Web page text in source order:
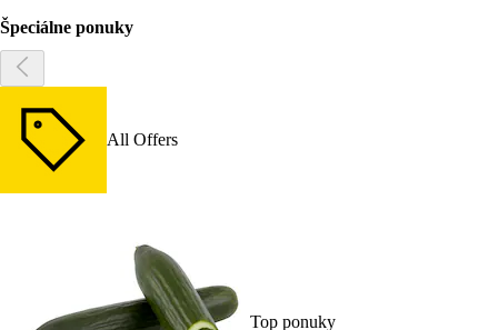
Špeciálne ponuky
All Offers
Top ponuky